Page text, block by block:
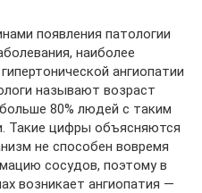
появления патологии
наиболее
ангиопатии
называют возраст
80% людей с таким
Такие цифры объясняются
не способен вовремя
сосудов, поэтому в
возникает ангиопатия —